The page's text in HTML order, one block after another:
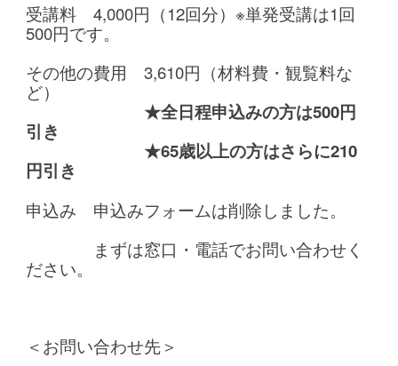
受講料 4,000円（12回分）※単発受講は1回
500円です。
その他の費用 3,610円（材料費・観覧料な
ど）
★全日程申込みの方は500円
引き
★65歳以上の方はさらに210
円引き
申込み 申込みフォームは削除しました。
まずは窓口・電話でお問い合わせく
ださい。
＜お問い合わせ先＞